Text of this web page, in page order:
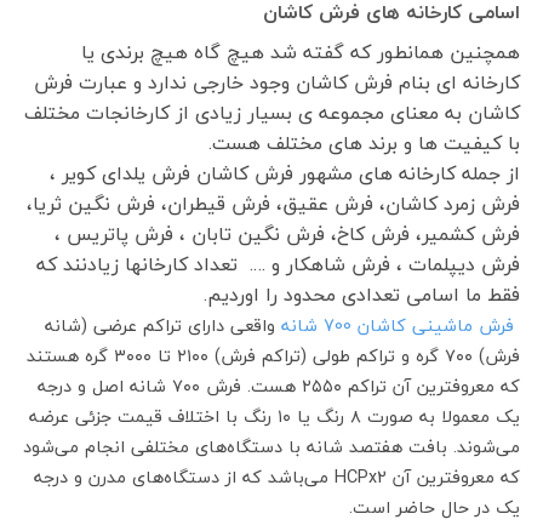
اسامی کارخانه های فرش کاشان
همچنین همانطور که گفته شد هیچ گاه هیچ برندی یا
کارخانه ای بنام فرش کاشان وجود خارجی ندارد و عبارت فرش
کاشان به معنای مجموعه ی بسیار زیادی از کارخانجات مختلف
با کیفیت ها و برند های مختلف هست.
از جمله کارخانه های مشهور فرش کاشان فرش یلدای کویر ،
فرش زمرد کاشان، فرش عقیق، فرش قیطران، فرش نگین ثریا،
فرش کشمیر، فرش کاخ، فرش نگین تابان ، فرش پاتریس ،
فرش دیپلمات ، فرش شاهکار و …. تعداد کارخانها زیادنند که
فقط ما اسامی تعدادی محدود را اوردیم.
فرش ماشینی کاشان 700 شانه
واقعی دارای تراکم عرضی (شانه
فرش) ۷۰۰ گره و تراکم طولی (تراکم فرش) ۲۱۰۰ تا ۳۰۰۰ گره هستند
که معروفترین آن تراکم ۲۵۵۰ هست. فرش ۷۰۰ شانه اصل و درجه
یک معمولا به صورت ۸ رنگ یا ۱۰ رنگ با اختلاف قیمت جزئی عرضه
می‌شوند. بافت هفتصد شانه با دستگاه‌های مختلفی انجام می‌شود
که معروفترین آن HCPx2 می‌باشد که از دستگاه‌های مدرن و درجه
یک در حال حاضر است.